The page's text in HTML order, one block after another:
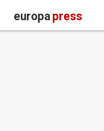
europapress